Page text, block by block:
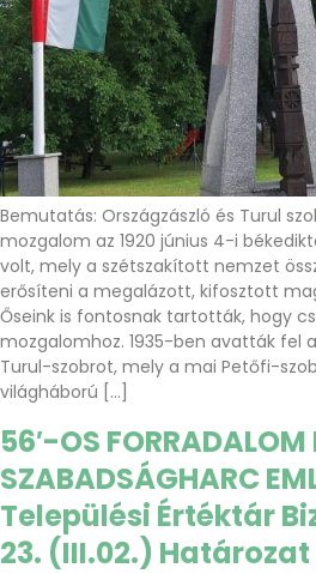
Bemutatás: Országzászló és Turul
mozgalom az 1920 június 4-i
volt, mely a szétszakított nemzet
erősíteni a megalázott, kifosztott
Őseink is fontosnak tartották, hogy
mozgalomhoz. 1935-ben avatták fel
Turul-szobrot, mely a mai Petőfi-
világháború […]
56′-OS FORRADALOM
SZABADSÁGHARC
Települési Értéktár
23. (III.02.) Határozat